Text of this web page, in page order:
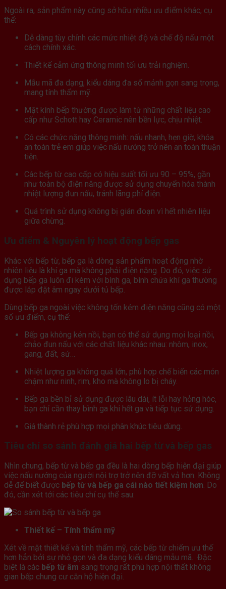
Ngoài ra, sản phẩm này cũng sở hữu nhiều ưu điểm khác, cụ
thể:
Dễ dàng tùy chỉnh các mức nhiệt độ và chế độ nấu một
cách chính xác.
Thiết kế cảm ứng thông minh tối ưu trải nghiệm.
Mẫu mã đa dạng, kiểu dáng đa số mảnh gọn sang trọng,
mang tính thẩm mỹ.
Mặt kính bếp thường được làm từ những chất liệu cao
cấp như Schott hay Ceramic nên bền lực, chịu nhiệt.
Có các chức năng thông minh: nấu nhanh, hẹn giờ, khóa
an toàn trẻ em giúp việc nấu nướng trở nên an toàn thuận
tiện.
Các bếp từ cao cấp có hiệu suất tối ưu 90 – 95%, gần
như toàn bộ điện năng được sử dụng chuyển hóa thành
nhiệt lượng đun nấu, tránh lãng phí điện.
Quá trình sử dụng không bị gián đoạn vì hết nhiên liệu
giữa chừng.
Ưu điểm & Nguyên lý hoạt động bếp gas
Khác với bếp từ, bếp ga là dòng sản phẩm hoạt động nhờ
nhiên liệu là khí ga mà không phải điện năng. Do đó, việc sử
dụng bếp ga luôn đi kèm với bình ga, bình chứa khí ga thường
được lắp đặt âm ngay dưới tủ bếp.
Dùng bếp ga ngoài việc không tốn kém điện năng cũng có một
số ưu điểm, cụ thể:
Bếp ga không kén nồi, bạn có thể sử dụng mọi loại nồi,
chảo đun nấu với các chất liệu khác nhau: nhôm, inox,
gang, đất, sứ…
Nhiệt lượng ga không quá lớn, phù hợp chế biến các món
chậm như ninh, rim, kho mà không lo bị cháy.
Bếp ga bền bỉ sử dụng được lâu dài, ít lỗi hay hỏng hóc,
bạn chỉ cần thay bình ga khi hết ga và tiếp tục sử dụng.
Giá thành rẻ phù hợp mọi phân khúc tiêu dùng.
Tiêu chí so sánh đánh giá hai bếp từ và bếp gas
Nhìn chung, bếp từ và bếp ga đều là hai dòng bếp hiện đại giúp
việc nấu nướng của người nội trợ trở nên đỡ vất vả hơn. Không
dễ để biết được bếp từ và bếp ga cái nào tiết kiệm hơn. Do
đó, cần xét tới các tiêu chí cụ thể sau:
Thiết kế – Tính thẩm mỹ
Xét về mặt thiết kế và tính thẩm mỹ, các bếp từ chiếm ưu thế
hơn hẳn bởi sự nhỏ gọn và đa dạng kiểu dáng mẫu mã. Đặc
biệt là các bếp từ âm sang trọng rất phù hợp nội thất không
gian bếp chung cư căn hộ hiện đại.